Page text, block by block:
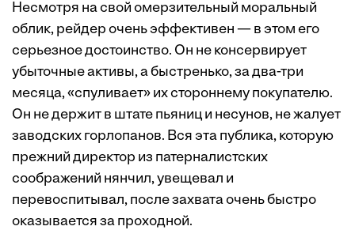
Несмотря на свой омерзительный моральный
облик, рейдер очень эффективен — в этом его
серьезное достоинство. Он не консервирует
убыточные активы, а быстренько, за два-три
месяца, «спуливает» их стороннему покупателю.
Он не держит в штате пьяниц и несунов, не жалует
заводских горлопанов. Вся эта публика, которую
прежний директор из патерналистских
соображений нянчил, увещевал и
перевоспитывал, после захвата очень быстро
оказывается за проходной.